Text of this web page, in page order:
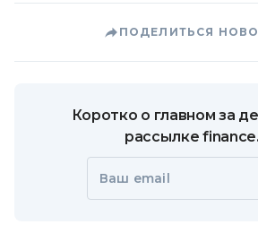
ПОДЕЛИТЬСЯ
Коротко о главном за
рассылке
Ваш email